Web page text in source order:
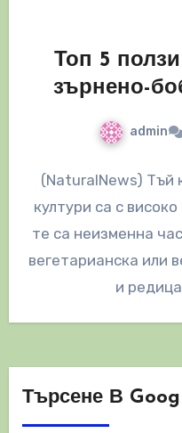
Топ 5
зърнено-
admin
(NaturalNews) Тъй
култури са с
те са неизменна
вегетарианска или
и
Търсене В